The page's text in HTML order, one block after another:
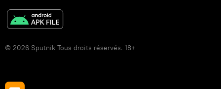
© 2026 Sputnik Tous droits réservés. 18+